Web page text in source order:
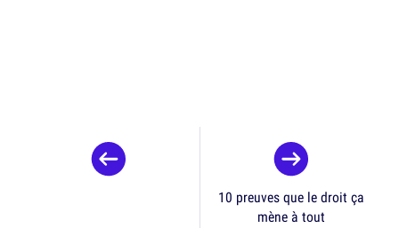
10 preuves que le droit ça
mène à tout